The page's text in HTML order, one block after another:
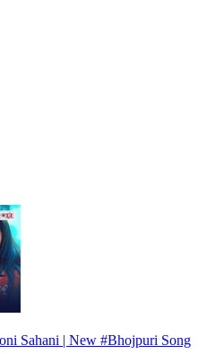
Sahani | New #Bhojpuri Song